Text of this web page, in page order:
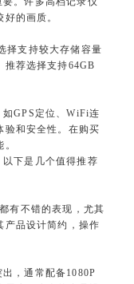
的画质。
择支持较大存储容量
推荐选择支持64GB
GPS定位、WiFi连
验和安全性。在购买
下是几个值得推荐
有不错的表现，尤其
产品设计简约，操作
，通常配备1080P